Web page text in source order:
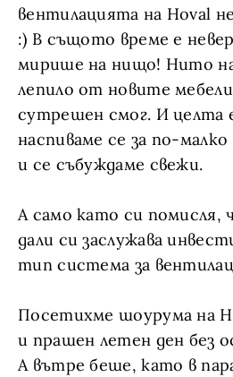
вентилацията на Hoval
:) В същото време е
мирише на нищо! Нито
лепило от новите
сутрешен смог. И целта
наспиваме се за по-
и се събуждаме свежи.
А само като си помисля,
дали си заслужава
тип система за
Посетихме шоурума на
и прашен летен ден без
А вътре беше, като в